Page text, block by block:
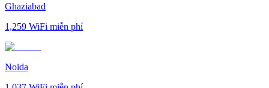
Ghaziabad
1,259 WiFi miễn phí
Noida